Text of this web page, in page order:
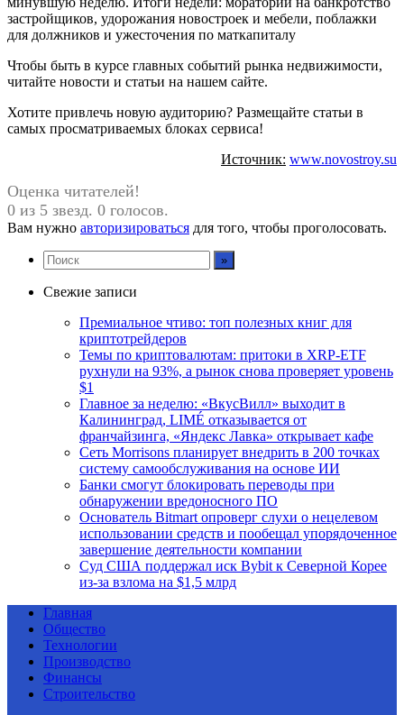
застройщиков, удорожания новостроек и мебели, поблажки
для должников и ужесточения по маткапиталу
Чтобы быть в курсе главных событий рынка недвижимости,
читайте новости и статьи на нашем сайте.
Хотите привлечь новую аудиторию? Размещайте статьи в
самых просматриваемых блоках сервиса!
Источник: www.novostroy.su
Оценка читателей!
0 из 5 звезд. 0 голосов.
Вам нужно авторизироваться для того, чтобы проголосовать.
Свежие записи
Премиальное чтиво: топ полезных книг для
криптотрейдеров
Темы по криптовалютам: притоки в XRP-ETF
рухнули на 93%, а рынок снова проверяет уровень
$1
Главное за неделю: «ВкусВилл» выходит в
Калининград, LIMÉ отказывается от
франчайзинга, «Яндекс Лавка» открывает кафе
Сеть Morrisons планирует внедрить в 200 точках
систему самообслуживания на основе ИИ
Банки смогут блокировать переводы при
обнаружении вредоносного ПО
Основатель Bitmart опроверг слухи о нецелевом
использовании средств и пообещал упорядоченное
завершение деятельности компании
Суд США поддержал иск Bybit к Северной Корее
из-за взлома на $1,5 млрд
Главная
Общество
Технологии
Производство
Финансы
Строительство